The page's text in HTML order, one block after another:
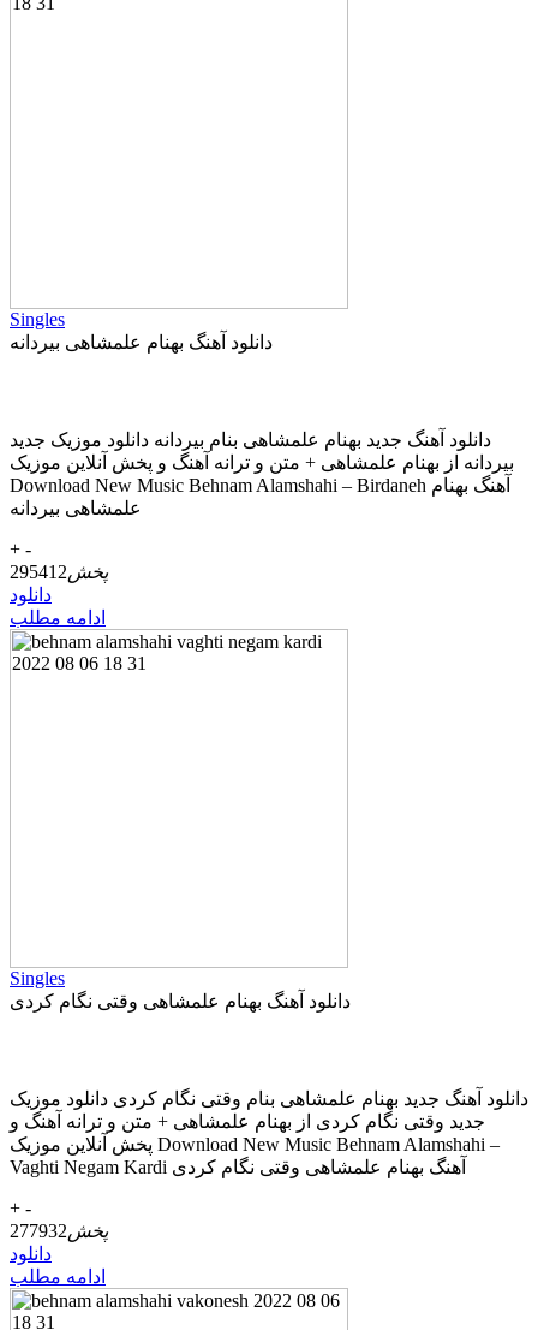
Singles
دانلود آهنگ بهنام علمشاهی بیردانه
دانلود آهنگ جديد بهنام علمشاهی بنام بیردانه دانلود موزیک جديد
بیردانه از بهنام علمشاهی + متن و ترانه آهنگ و پخش آنلاين موزيک
Download New Music Behnam Alamshahi – Birdaneh آهنگ بهنام
علمشاهی بیردانه
+ -
پخش295412
دانلود
ادامه مطلب
Singles
دانلود آهنگ بهنام علمشاهی وقتی نگام کردی
دانلود آهنگ جديد بهنام علمشاهی بنام وقتی نگام کردی دانلود موزیک
جديد وقتی نگام کردی از بهنام علمشاهی + متن و ترانه آهنگ و
پخش آنلاين موزيک Download New Music Behnam Alamshahi –
Vaghti Negam Kardi آهنگ بهنام علمشاهی وقتی نگام کردی
+ -
پخش277932
دانلود
ادامه مطلب